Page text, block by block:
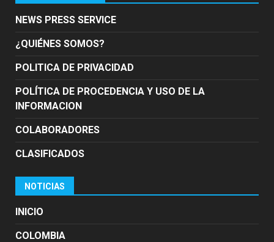
NEWS PRESS SERVICE
¿QUIÉNES SOMOS?
POLITICA DE PRIVACIDAD
POLÍTICA DE PROCEDENCIA Y USO DE LA
INFORMACION
COLABORADORES
CLASIFICADOS
NOTICIAS
INICIO
COLOMBIA